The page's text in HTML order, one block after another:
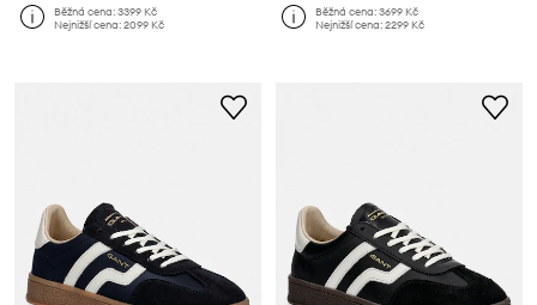
Běžná cena:3399 Kč
Nejnižší cena:2099 Kč
Běžná cena:3699 Kč
Nejnižší cena:2299 Kč